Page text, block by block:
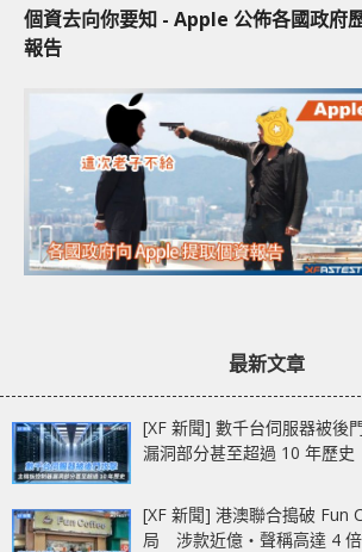
個資去向你要知 - Apple 公佈各國政府
報告
最新文章
[XF 新聞] 數千台伺服器被
漏洞部分甚至超過 10 年歷史
[XF 新聞] 港澳聯合搗破 Fun
局 涉款近億‧聲稱高達 4